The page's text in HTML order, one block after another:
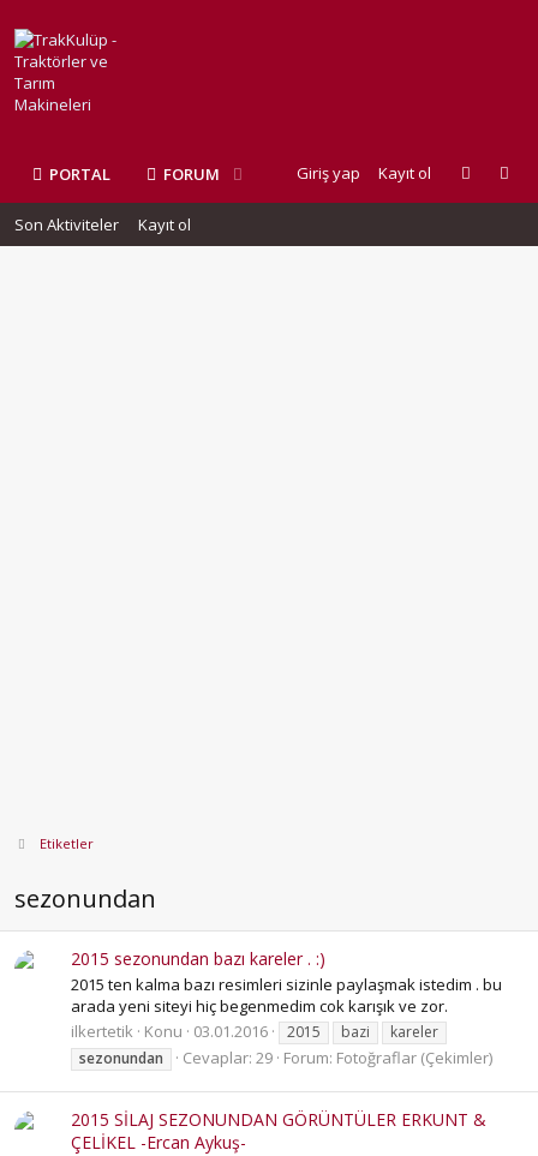
PORTAL FORUM Giriş yap Kayıt ol
Son Aktiviteler Kayıt ol
Etiketler
sezonundan
2015 sezonundan bazı kareler . :)
2015 ten kalma bazı resimleri sizinle paylaşmak istedim . bu
arada yeni siteyi hiç begenmedim cok karışık ve zor.
ilkertetik
Konu 03.01.2016 2015 bazi
kareler
sezonundan
Cevaplar: 29 Forum: Fotoğraflar (Çekimler)
2015 SİLAJ SEZONUNDAN GÖRÜNTÜLER ERKUNT &
ÇELİKEL -Ercan Aykuş-